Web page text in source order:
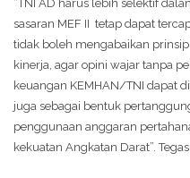
“TNI AD harus lebih selektif
sasaran MEF II tetap dapat
tidak boleh mengabaikan
kinerja, agar opini wajar tanpa
keuangan KEMHAN/TNI dapat
juga sebagai bentuk
penggunaan anggaran
kekuatan Angkatan Darat”.